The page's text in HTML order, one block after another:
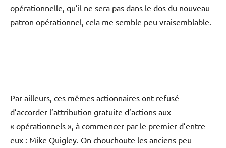
opérationnelle, qu’il ne sera pas dans le dos du nouveau
patron opérationnel, cela me semble peu vraisemblable.
Par ailleurs, ces mêmes actionnaires ont refusé
d’accorder l’attribution gratuite d’actions aux
« opérationnels », à commencer par le premier d’entre
eux : Mike Quigley. On chouchoute les anciens peu